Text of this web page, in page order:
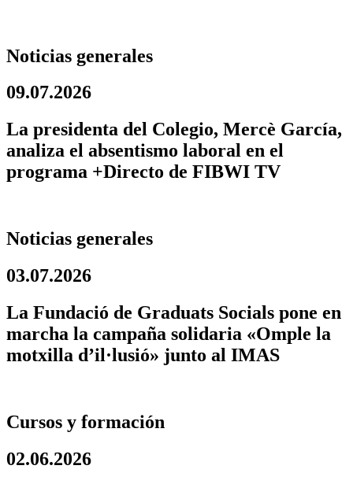
Noticias generales
09.07.2026
La presidenta del Colegio, Mercè García,
analiza el absentismo laboral en el
programa +Directo de FIBWI TV
Noticias generales
03.07.2026
La Fundació de Graduats Socials pone en
marcha la campaña solidaria «Omple la
motxilla d’il·lusió» junto al IMAS
Cursos y formación
02.06.2026